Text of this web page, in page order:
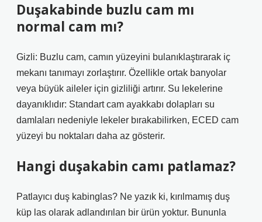
Duşakabinde buzlu cam mı
normal cam mı?
Gizli: Buzlu cam, camın yüzeyini bulanıklaştırarak iç
mekanı tanımayı zorlaştırır. Özellikle ortak banyolar
veya büyük aileler için gizliliği artırır. Su lekelerine
dayanıklıdır: Standart cam ayakkabı dolapları su
damlaları nedeniyle lekeler bırakabilirken, ECED cam
yüzeyi bu noktaları daha az gösterir.
Hangi duşakabin camı patlamaz?
Patlayıcı duş kabinglas? Ne yazık ki, kırılmamış duş
küp las olarak adlandırılan bir ürün yoktur. Bununla